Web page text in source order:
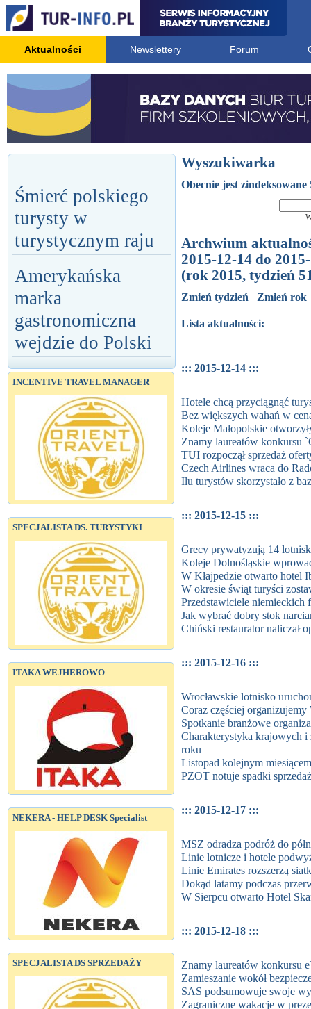
Aktualności Newslettery Forum
Śmierć polskiego
turysty w
turystycznym raju
Amerykańska
marka
gastronomiczna
wejdzie do Polski
INCENTIVE TRAVEL MANAGER
SPECJALISTA DS. TURYSTYKI
ITAKA WEJHEROWO
NEKERA - HELP DESK Specialist
SPECJALISTA DS SPRZEDAŻY
Wyszukiwarka
Obecnie jest
Archwium
2015-12-14 do
(rok 2015, tydzień
Zmień tydzień Zmień rok
Lista aktualności:
::: 2015-12-14 :::
Hotele chcą przyciągnąć
Bez większych wahań w
Koleje Małopolskie
Znamy laureatów konkursu
TUI rozpoczął sprzedaż
Czech Airlines wraca do
Ilu turystów skorzystało z
::: 2015-12-15 :::
Grecy prywatyzują 14
Koleje Dolnośląskie
W Kłajpedzie otwarto hotel
W okresie świąt turyści
Przedstawiciele
Jak wybrać dobry stok
Chiński restaurator naliczał
::: 2015-12-16 :::
Wrocławskie lotnisko
Coraz częściej
Spotkanie branżowe
Charakterystyka krajowych i
roku
Listopad kolejnym
PZOT notuje spadki
::: 2015-12-17 :::
MSZ odradza podróż do
Linie lotnicze i hotele
Linie Emirates rozszerzą
Dokąd latamy podczas
W Sierpcu otwarto Hotel
::: 2015-12-18 :::
Znamy laureatów konkursu
Zamieszanie wokół
SAS podsumowuje swoje
Zagraniczne wakacje w